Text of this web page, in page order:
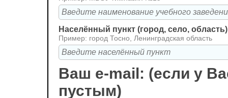
Населённый пункт (город, село,
Пример: город Тосно, Ленинградская область
Ваш e-mail: (если у
пустым)